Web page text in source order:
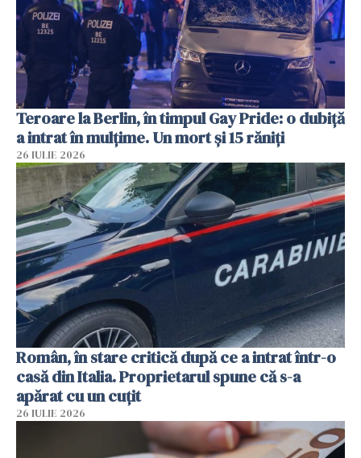
Teroare la Berlin, în timpul Gay Pride: o dubiță
a intrat în mulțime. Un mort și 15 răniți
26 IULIE 2026
Român, în stare critică după ce a intrat într-o
casă din Italia. Proprietarul spune că s-a
apărat cu un cuțit
26 IULIE 2026